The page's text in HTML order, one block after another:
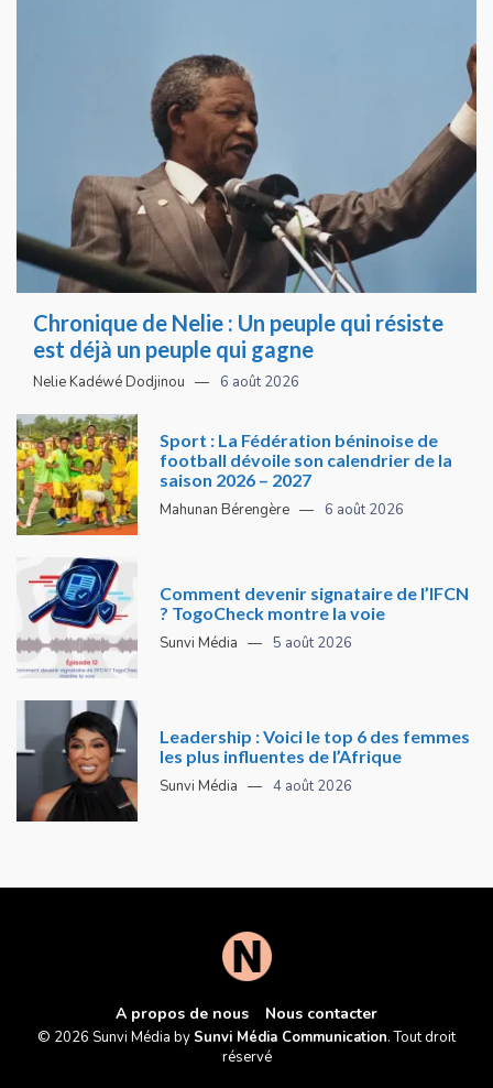
Chronique de Nelie : Un peuple qui résiste
est déjà un peuple qui gagne
Nelie Kadéwé Dodjinou 6 août 2026
Sport : La Fédération béninoise de
football dévoile son calendrier de la
saison 2026 – 2027
Mahunan Bérengère 6 août 2026
Comment devenir signataire de l’IFCN
? TogoCheck montre la voie
Sunvi Média 5 août 2026
Leadership : Voici le top 6 des femmes
les plus influentes de l’Afrique
Sunvi Média 4 août 2026
A propos de nous Nous contacter
© 2026 Sunvi Média by Sunvi Média Communication. Tout droit
réservé